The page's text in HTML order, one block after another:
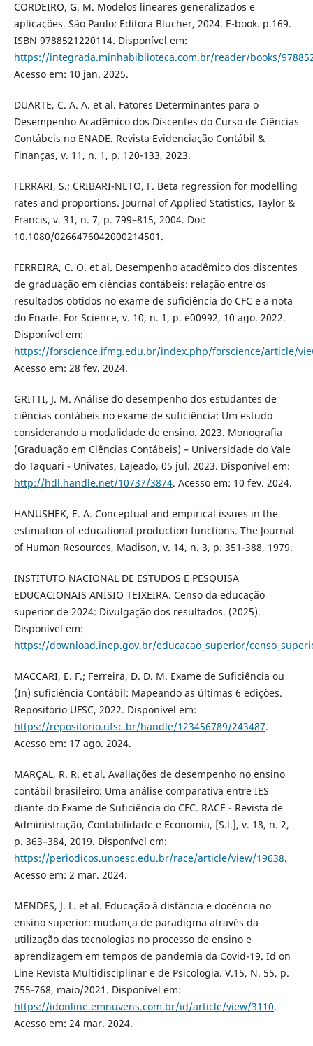
CORDEIRO, G. M. Modelos lineares generalizados e
aplicações. São Paulo: Editora Blucher, 2024. E-book. p.169.
ISBN 9788521220114. Disponível em:
https://integrada.minhabiblioteca.com.br/reader/books/
Acesso em: 10 jan. 2025.
DUARTE, C. A. A. et al. Fatores Determinantes para o
Desempenho Acadêmico dos Discentes do Curso de Ciências
Contábeis no ENADE. Revista Evidenciação Contábil &
Finanças, v. 11, n. 1, p. 120-133, 2023.
FERRARI, S.; CRIBARI-NETO, F. Beta regression for modelling
rates and proportions. Journal of Applied Statistics, Taylor &
Francis, v. 31, n. 7, p. 799–815, 2004. Doi:
10.1080/0266476042000214501.
FERREIRA, C. O. et al. Desempenho acadêmico dos discentes
de graduação em ciências contábeis: relação entre os
resultados obtidos no exame de suficiência do CFC e a nota
do Enade. For Science, v. 10, n. 1, p. e00992, 10 ago. 2022.
Disponível em:
https://forscience.ifmg.edu.br/index.php/forscience/article/
Acesso em: 28 fev. 2024.
GRITTI, J. M. Análise do desempenho dos estudantes de
ciências contábeis no exame de suficiência: Um estudo
considerando a modalidade de ensino. 2023. Monografia
(Graduação em Ciências Contábeis) – Universidade do Vale
do Taquari - Univates, Lajeado, 05 jul. 2023. Disponível em:
http://hdl.handle.net/10737/3874. Acesso em: 10 fev. 2024.
HANUSHEK, E. A. Conceptual and empirical issues in the
estimation of educational production functions. The Journal
of Human Resources, Madison, v. 14, n. 3, p. 351-388, 1979.
INSTITUTO NACIONAL DE ESTUDOS E PESQUISA
EDUCACIONAIS ANÍSIO TEIXEIRA. Censo da educação
superior de 2024: Divulgação dos resultados. (2025).
Disponível em:
https://download.inep.gov.br/educacao_superior/
MACCARI, E. F.; Ferreira, D. D. M. Exame de Suficiência ou
(In) suficiência Contábil: Mapeando as últimas 6 edições.
Repositório UFSC, 2022. Disponível em:
https://repositorio.ufsc.br/handle/123456789/243487.
Acesso em: 17 ago. 2024.
MARÇAL, R. R. et al. Avaliações de desempenho no ensino
contábil brasileiro: Uma análise comparativa entre IES
diante do Exame de Suficiência do CFC. RACE - Revista de
Administração, Contabilidade e Economia, [S.l.], v. 18, n. 2,
p. 363–384, 2019. Disponível em:
https://periodicos.unoesc.edu.br/race/article/view/19638.
Acesso em: 2 mar. 2024.
MENDES, J. L. et al. Educação à distância e docência no
ensino superior: mudança de paradigma através da
utilização das tecnologias no processo de ensino e
aprendizagem em tempos de pandemia da Covid-19. Id on
Line Revista Multidisciplinar e de Psicologia. V.15, N. 55, p.
755-768, maio/2021. Disponível em:
https://idonline.emnuvens.com.br/id/article/view/3110.
Acesso em: 24 mar. 2024.